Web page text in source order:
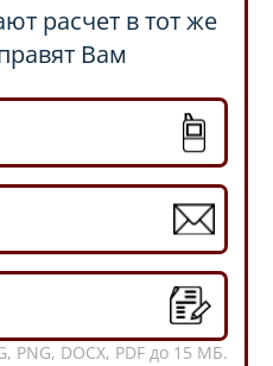
расчет в тот же
Вам
PNG, DOCX, PDF до 15 МБ.